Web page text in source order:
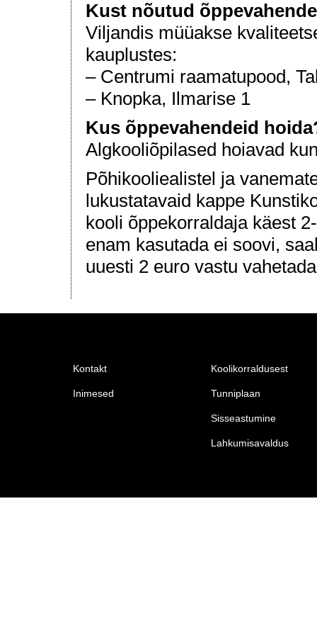
Kust nõutud
Viljandis müüakse
kauplustes:
– Centrumi raamatupood,
– Knopka, Ilmarise 1
Kus õppevahendeid
Algkooliõpilased hoiavad
Põhikooliealistel ja
lukustatavaid kappe
kooli õppekorraldaja käest
enam kasutada ei soovi,
uuesti 2 euro vastu
Kontakt
Inimesed
Koolikorraldusest
Tunniplaan
Sisseastumine
Lahkumisavaldus